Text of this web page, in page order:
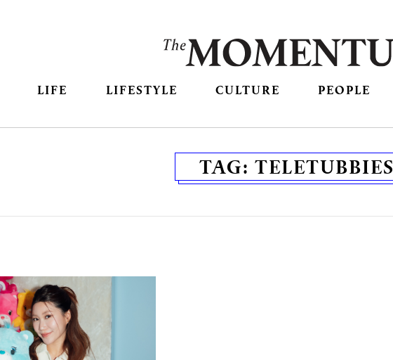
LIFE LIFESTYLE CULTURE PEOPLE
TAG: TELETUBBIES